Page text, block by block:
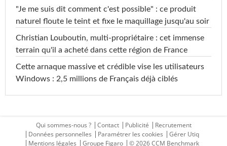
"Je me suis dit comment c'est possible" : ce produit
naturel floute le teint et fixe le maquillage jusqu'au soir
Christian Louboutin, multi-propriétaire : cet immense
terrain qu'il a acheté dans cette région de France
Cette arnaque massive et crédible vise les utilisateurs
Windows : 2,5 millions de Français déjà ciblés
Qui sommes-nous ? Contact Publicité
Recrutement
Données personnelles
Paramétrer les cookies
Gérer Utiq
Mentions légales
Groupe Figaro © 2026 CCM Benchmark